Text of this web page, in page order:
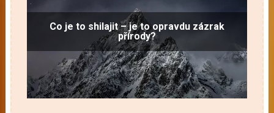
Co je to shilajit – je to opravdu zázrak
přírody?